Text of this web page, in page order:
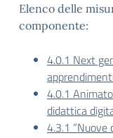
Elenco delle
componente:
4.0.1 Next
4.0.1
didattica
4.3.1 “Nuove